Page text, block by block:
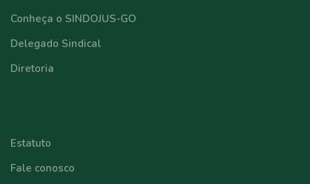
Conheça o SINDOJUS-GO
Delegado Sindical
Diretoria
Estatuto
Fale conosco